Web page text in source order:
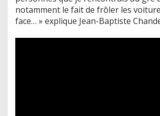
notamment le fait de frôler les
face… » explique Jean-Baptiste